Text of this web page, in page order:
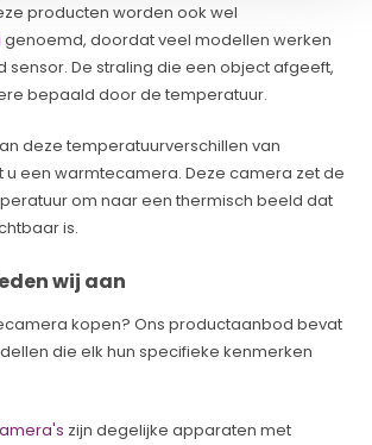
producten worden ook wel
genoemd, doordat veel modellen werken
sensor. De straling die een object afgeeft,
bepaald door de temperatuur.
deze temperatuurverschillen van
een warmtecamera. Deze camera zet de
om naar een thermisch beeld dat
is.
wij aan
kopen? Ons productaanbod bevat
die elk hun specifieke kenmerken
zijn degelijke apparaten met